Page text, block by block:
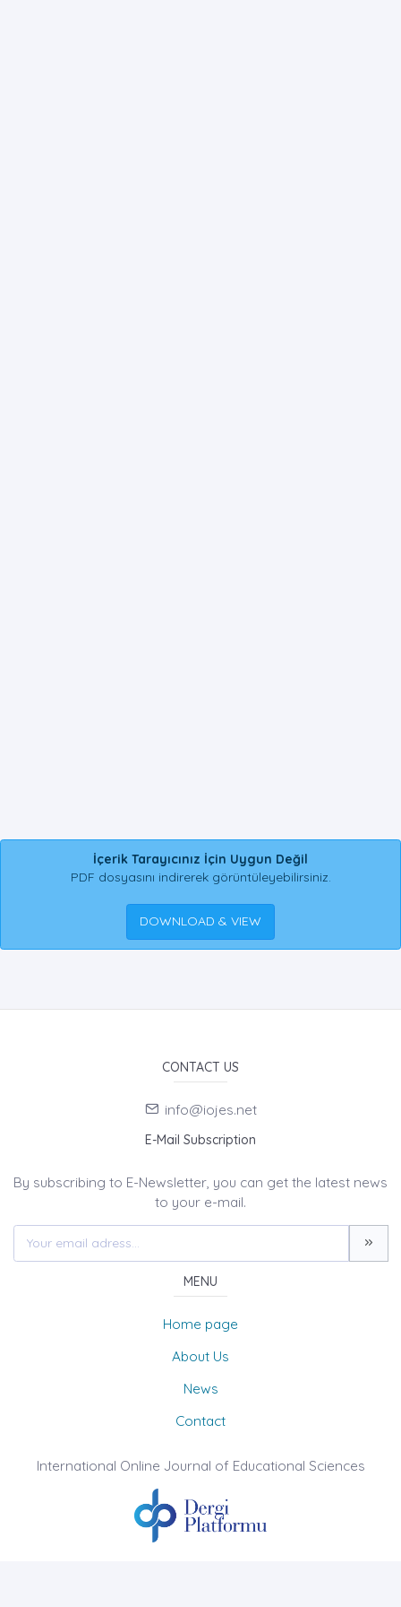
İçerik Tarayıcınız İçin Uygun Değil
PDF dosyasını indirerek görüntüleyebilirsiniz.
DOWNLOAD & VIEW
CONTACT US
info@iojes.net
E-Mail Subscription
By subscribing to E-Newsletter, you can get the latest news
to your e-mail.
MENU
Home page
About Us
News
Contact
International Online Journal of Educational Sciences